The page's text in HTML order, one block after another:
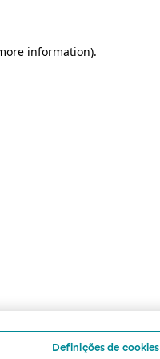
information).
Definições de cookies